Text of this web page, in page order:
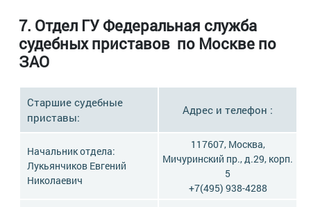
7. Отдел ГУ Федеральная служба
судебных приставов по Москве по
ЗАО
Старшие судебные
приставы:
Адрес и телефон :
Начальник отдела:
Лукьянчиков Евгений
Николаевич
117607, Москва,
Мичуринский пр., д.29, корп.
5
+7(495) 938-4288